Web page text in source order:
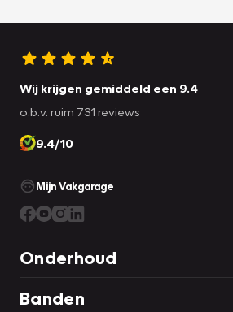
Wij krijgen gemiddeld een 9.4
o.b.v. ruim 731 reviews
9.4/10
Mijn Vakgarage
Onderhoud
Banden